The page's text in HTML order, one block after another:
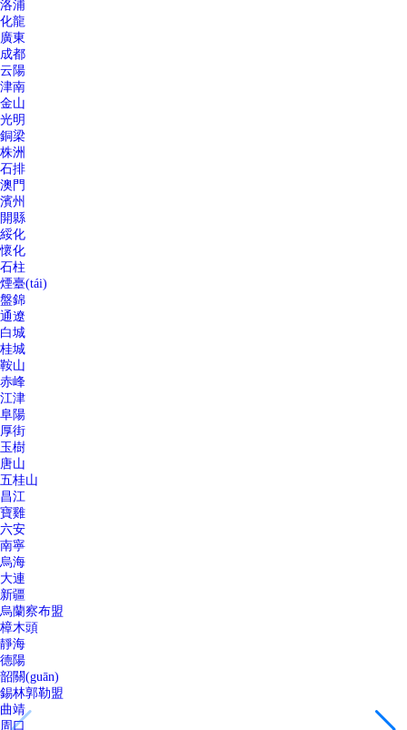
洛浦
化龍
廣東
成都
云陽
津南
金山
光明
銅梁
株洲
石排
澳門
濱州
開縣
綏化
懷化
石柱
煙臺(tái)
盤錦
通遼
白城
桂城
鞍山
赤峰
江津
阜陽
厚街
玉樹
唐山
五桂山
昌江
寶雞
六安
南寧
烏海
大連
新疆
烏蘭察布盟
樟木頭
靜海
德陽
韶關(guān)
錫林郭勒盟
曲靖
周口